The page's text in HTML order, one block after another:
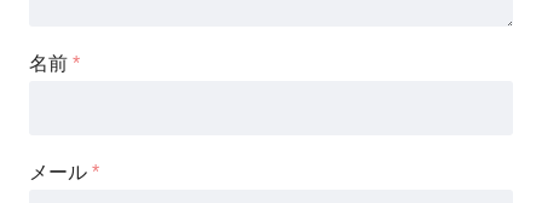
名前 *
メール *